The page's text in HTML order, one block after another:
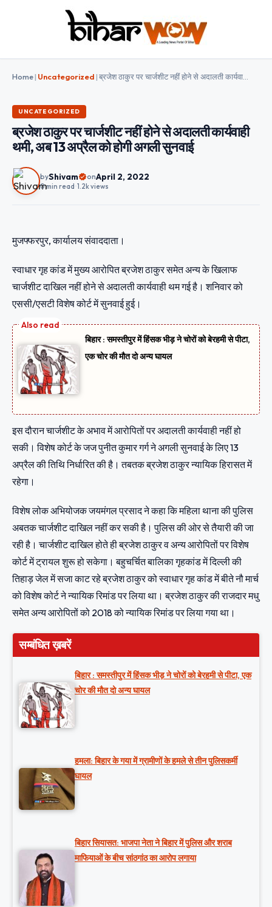
Home| Uncategorized|
UNCATEGORIZED
ब्रजेश ठाकुर पर चार्जशीट नहीं होने से अदालती कार्यवाही
थमी, अब 13 अप्रैल को होगी अगली सुनवाई
byShivam onApril 2, 2022
0 min read 1.2k views
मुजफ्फरपुर, कार्यालय संवाददाता।
स्वाधार गृह कांड में मुख्य आरोपित ब्रजेश ठाकुर समेत अन्य के खिलाफ
चार्जशीट दाखिल नहीं होने से अदालती कार्यवाही थम गई है। शनिवार को
एससी/एसटी विशेष कोर्ट में सुनवाई हुई।
बिहार : समस्तीपुर में हिंसक भीड़ ने चोरों को बेरहमी से पीटा,
एक चोर की मौत दो अन्य घायल
इस दौरान चार्जशीट के अभाव में आरोपितों पर अदालती कार्यवाही नहीं हो
सकी। विशेष कोर्ट के जज पुनीत कुमार गर्ग ने अगली सुनवाई के लिए 13
अप्रैल की तिथि निर्धारित की है। तबतक ब्रजेश ठाकुर न्यायिक हिरासत में
रहेगा।
विशेष लोक अभियोजक जयमंगल प्रसाद ने कहा कि महिला थाना की पुलिस
अबतक चार्जशीट दाखिल नहीं कर सकी है। पुलिस की ओर से तैयारी की जा
रही है। चार्जशीट दाखिल होते ही ब्रजेश ठाकुर व अन्य आरोपितों पर विशेष
कोर्ट में ट्रायल शुरू हो सकेगा। बहुचर्चित बालिका गृहकांड में दिल्ली की
तिहाड़ जेल में सजा काट रहे ब्रजेश ठाकुर को स्वाधार गृह कांड में बीते नौ मार्च
को विशेष कोर्ट ने न्यायिक रिमांड पर लिया था। ब्रजेश ठाकुर की राजदार मधु
समेत अन्य आरोपितों को 2018 को न्यायिक रिमांड पर लिया गया था।
सम्बंधित ख़बरें
बिहार : समस्तीपुर में हिंसक भीड़ ने चोरों को बेरहमी से पीटा, एक
चोर की मौत दो अन्य घायल
हमला: बिहार के गया में ग्रामीणों के हमले से तीन पुलिसकर्मी
घायल
बिहार सियासत: भाजपा नेता ने बिहार में पुलिस और शराब
माफियाओं के बीच सांठगांठ का आरोप लगाया